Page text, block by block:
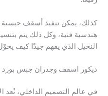
كذلك، يمكن تنفيذ أسقف جبسية
هندسية فنية، وكل ذلك يتم
النخيل الذي يفهم جيدًا كيف
ديكور اسقف وجدران جبس بورد
في عالم التصميم الداخلي،